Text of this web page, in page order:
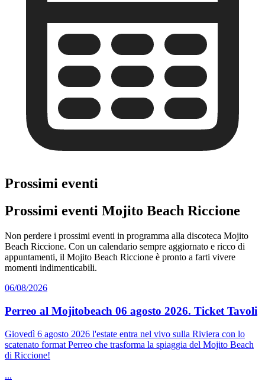
Prossimi eventi
Prossimi eventi Mojito Beach Riccione
Non perdere i prossimi eventi in programma alla discoteca Mojito
Beach Riccione. Con un calendario sempre aggiornato e ricco di
appuntamenti, il Mojito Beach Riccione è pronto a farti vivere
momenti indimenticabili.
06/08/2026
Perreo al Mojitobeach 06 agosto 2026. Ticket Tavoli
Giovedì 6 agosto 2026 l'estate entra nel vivo sulla Riviera con lo
scatenato format Perreo che trasforma la spiaggia del Mojito Beach
di Riccione!
...